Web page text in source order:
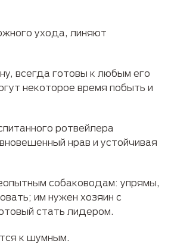
ухода, линяют
всегда готовы к любым его
некоторое время побыть и
ротвейлера
нрав и устойчивая
собаководам: упрямы,
им нужен хозяин с
стать лидером.
к шумным.